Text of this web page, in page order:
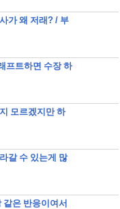
가 왜 저래? / 부
프트하면 수장 하
모르겠지만 하
갈 수 있는게 많
은 반응이여서